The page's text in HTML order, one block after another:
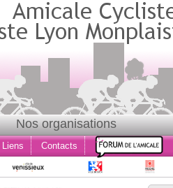
Nos organisations
Liens Contacts